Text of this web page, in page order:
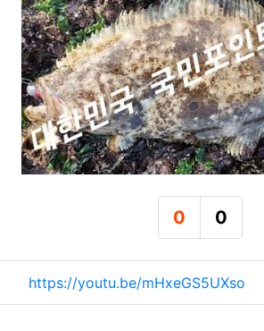
0
추천
0
비추천
관련자료
https://youtu.be/mHxeGS5UXso